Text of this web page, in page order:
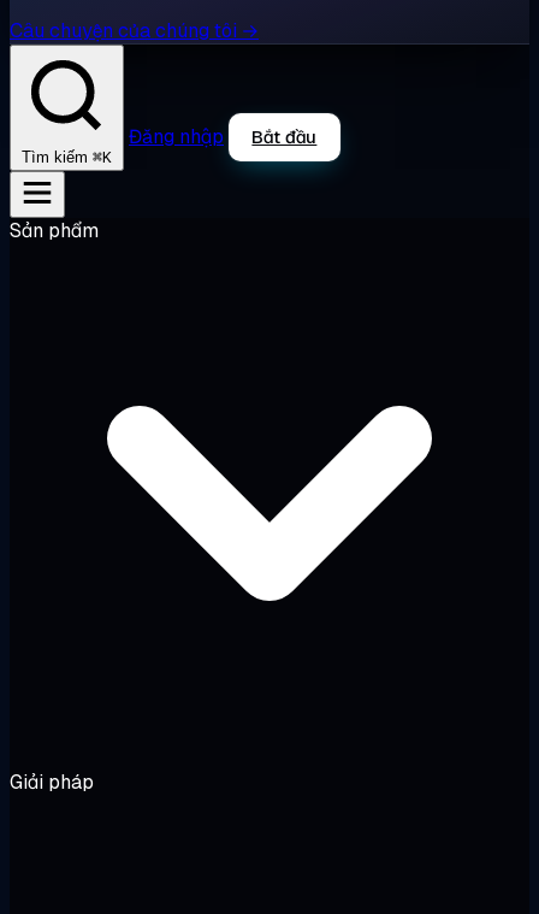
Câu chuyện của chúng tôi →
Tìm kiếm ⌘K
Đăng nhập Bắt đầu
Sản phẩm
Giải pháp